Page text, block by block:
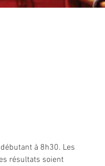
à 8h30. Les
résultats soient